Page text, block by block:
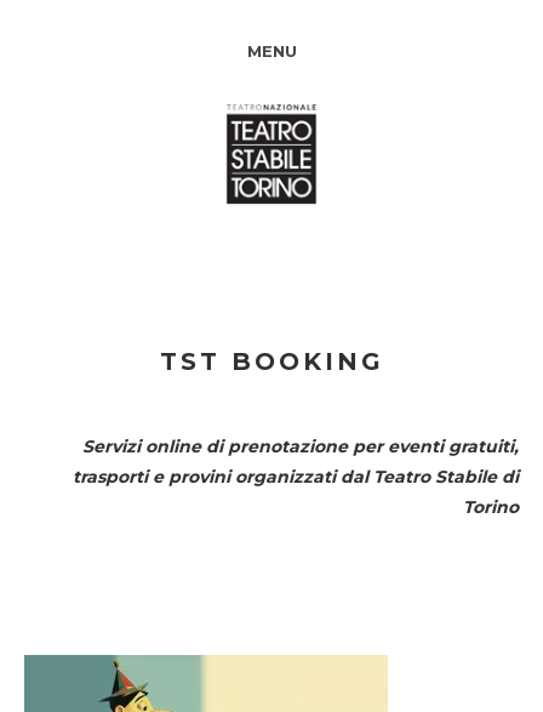
MENU
TST BOOKING
Servizi online di prenotazione per eventi gratuiti,
trasporti e provini organizzati dal Teatro Stabile di
Torino